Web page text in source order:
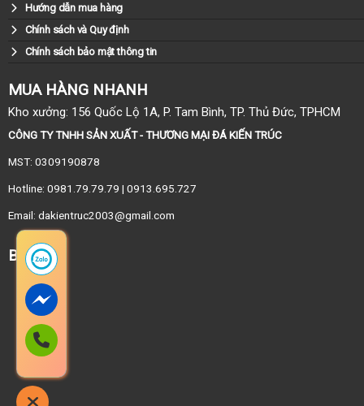
Hướng dẫn mua hàng
Chính sách và Quy định
Chính sách bảo mật thông tin
MUA HÀNG NHANH
Kho xưởng: 156 Quốc Lộ 1A, P. Tam Bình, TP. Thủ Đức, TPHCM
CÔNG TY TNHH SẢN XUẤT - THƯƠNG MẠI ĐÁ KIẾN TRÚC
MST: 0309190878
Hotline: 0981.79.79.79 | 0913.695.727
Email: dakientruc2003@gmail.com
BẢN ĐỒ